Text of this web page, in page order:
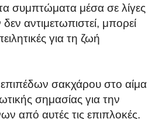
συμπτώματα μέσα σε λίγες
αντιμετωπιστεί, μπορεί
για τη ζωή
σακχάρου στο αίμα
σημασίας για την
από αυτές τις επιπλοκές.